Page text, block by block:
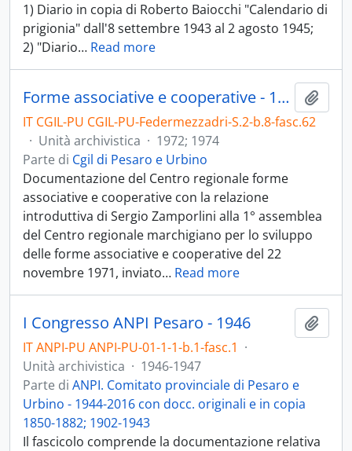
1) Diario in copia di Roberto Baiocchi "Calendario di
prigionia" dall'8 settembre 1943 al 2 agosto 1945;
2) "Diario… Read more
Forme associative e cooperative - 1972; 1974
IT CGIL-PU CGIL-PU-Federmezzadri-S.2-b.8-fasc.62
· Unità archivistica · 1972; 1974
Parte di Cgil di Pesaro e Urbino
Documentazione del Centro regionale forme
associative e cooperative con la relazione
introduttiva di Sergio Zamporlini alla 1° assemblea
del Centro regionale marchigiano per lo sviluppo
delle forme associative e cooperative del 22
novembre 1971, inviato… Read more
I Congresso ANPI Pesaro - 1946
IT ANPI-PU ANPI-PU-01-1-1-b.1-fasc.1 ·
Unità archivistica · 1946-1947
Parte di ANPI. Comitato provinciale di Pesaro e
Urbino - 1944-2016 con docc. originali e in copia
1850-1882; 1902-1943
Il fascicolo comprende la documentazione relativa